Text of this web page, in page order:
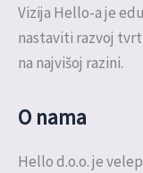
Vizija Hello-a je
nastaviti razvoj
na najvišoj razini.
O nama
Hello d.o.o. je